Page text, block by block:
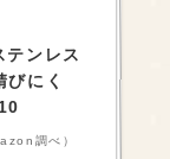
ンレス
にく
調べ）